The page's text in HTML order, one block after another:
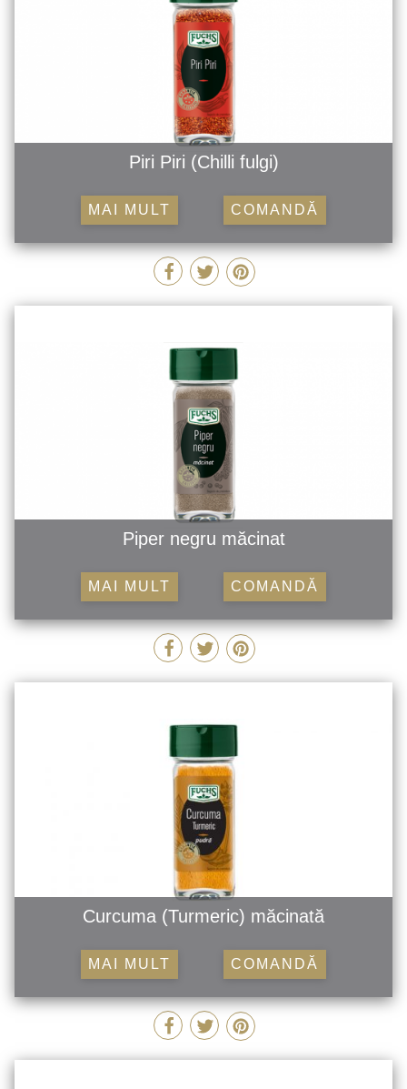
Piri Piri (Chilli fulgi)
MAI MULT COMANDĂ
Piper negru măcinat
MAI MULT COMANDĂ
Curcuma (Turmeric) măcinată
MAI MULT COMANDĂ